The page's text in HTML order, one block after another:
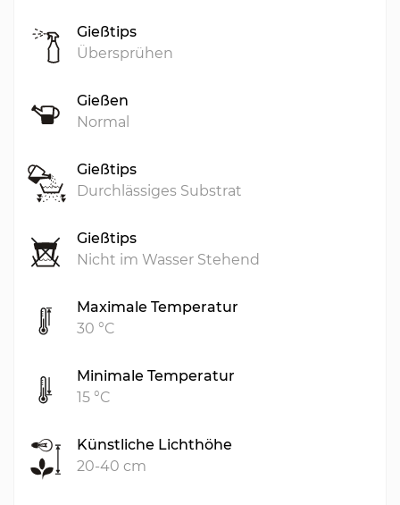
Gießtips
Übersprühen
Gießen
Normal
Gießtips
Durchlässiges Substrat
Gießtips
Nicht im Wasser Stehend
Maximale Temperatur
30 °C
Minimale Temperatur
15 °C
Künstliche Lichthöhe
20-40 cm